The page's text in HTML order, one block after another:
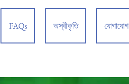
FAQs অস্বীকৃতি যোগাযোগ